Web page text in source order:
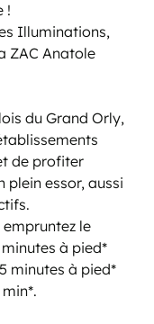
!
Illuminations,
ZAC Anatole
du Grand Orly,
de profiter
plein essor, aussi
le
à pied*
minutes à pied*